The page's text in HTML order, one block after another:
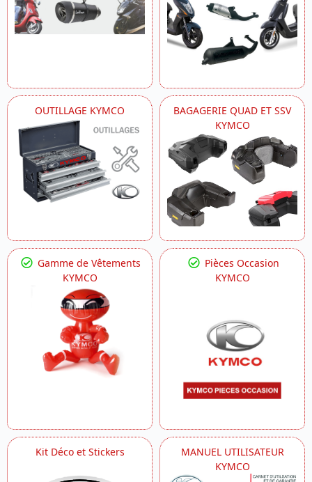
OUTILLAGE KYMCO
BAGAGERIE QUAD ET SSV
KYMCO
Gamme de Vêtements
KYMCO
Pièces Occasion
KYMCO
Kit Déco et Stickers
MANUEL UTILISATEUR
KYMCO